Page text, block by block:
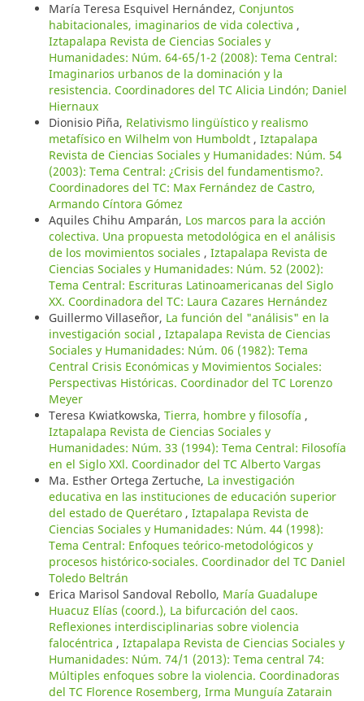
María Teresa Esquivel Hernández, Conjuntos
habitacionales, imaginarios de vida colectiva ,
Iztapalapa Revista de Ciencias Sociales y
Humanidades: Núm. 64-65/1-2 (2008): Tema Central:
Imaginarios urbanos de la dominación y la
resistencia. Coordinadores del TC Alicia Lindón; Daniel
Hiernaux
Dionisio Piña, Relativismo lingüístico y realismo
metafísico en Wilhelm von Humboldt , Iztapalapa
Revista de Ciencias Sociales y Humanidades: Núm. 54
(2003): Tema Central: ¿Crisis del fundamentismo?.
Coordinadores del TC: Max Fernández de Castro,
Armando Cíntora Gómez
Aquiles Chihu Amparán, Los marcos para la acción
colectiva. Una propuesta metodológica en el análisis
de los movimientos sociales , Iztapalapa Revista de
Ciencias Sociales y Humanidades: Núm. 52 (2002):
Tema Central: Escrituras Latinoamericanas del Siglo
XX. Coordinadora del TC: Laura Cazares Hernández
Guillermo Villaseñor, La función del "análisis" en la
investigación social , Iztapalapa Revista de Ciencias
Sociales y Humanidades: Núm. 06 (1982): Tema
Central Crisis Económicas y Movimientos Sociales:
Perspectivas Históricas. Coordinador del TC Lorenzo
Meyer
Teresa Kwiatkowska, Tierra, hombre y filosofía ,
Iztapalapa Revista de Ciencias Sociales y
Humanidades: Núm. 33 (1994): Tema Central: Filosofía
en el Siglo XXl. Coordinador del TC Alberto Vargas
Ma. Esther Ortega Zertuche, La investigación
educativa en las instituciones de educación superior
del estado de Querétaro , Iztapalapa Revista de
Ciencias Sociales y Humanidades: Núm. 44 (1998):
Tema Central: Enfoques teórico-metodológicos y
procesos histórico-sociales. Coordinador del TC Daniel
Toledo Beltrán
Erica Marisol Sandoval Rebollo, María Guadalupe
Huacuz Elías (coord.), La bifurcación del caos.
Reflexiones interdisciplinarias sobre violencia
falocéntrica , Iztapalapa Revista de Ciencias Sociales y
Humanidades: Núm. 74/1 (2013): Tema central 74:
Múltiples enfoques sobre la violencia. Coordinadoras
del TC Florence Rosemberg, Irma Munguía Zatarain